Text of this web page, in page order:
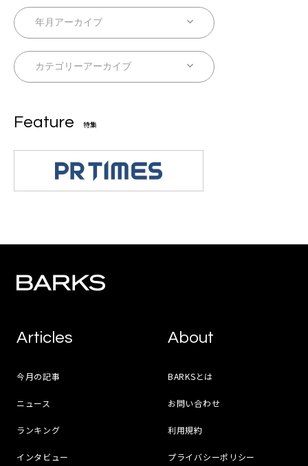
Feature 特集
Articles
今月の記事
ニュース
ランキング
インタビュー
About
BARKSとは
お問い合わせ
利用規約
プライバシーポリシー